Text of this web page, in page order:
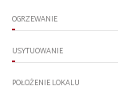
OGRZEWANIE
USYTUOWANIE
POŁOŻENIE LOKALU